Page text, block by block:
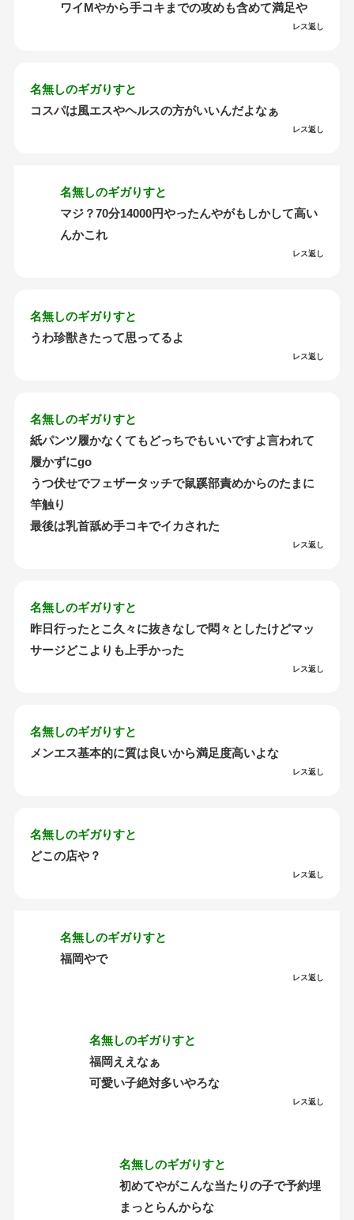
ワイMやから手コキまでの攻めも含めて満足や
レス返し
名無しのギガりすと
コスパは風エスやヘルスの方がいいんだよなぁ
レス返し
名無しのギガりすと
マジ？70分14000円やったんやがもしかして高い
んかこれ
レス返し
名無しのギガりすと
うわ珍獣きたって思ってるよ
レス返し
名無しのギガりすと
紙パンツ履かなくてもどっちでもいいですよ言われて
履かずにgo
うつ伏せでフェザータッチで鼠蹊部責めからのたまに
竿触り
最後は乳首舐め手コキでイカされた
レス返し
名無しのギガりすと
昨日行ったとこ久々に抜きなしで悶々としたけどマッ
サージどこよりも上手かった
レス返し
名無しのギガりすと
メンエス基本的に質は良いから満足度高いよな
レス返し
名無しのギガりすと
どこの店や？
レス返し
名無しのギガりすと
福岡やで
レス返し
名無しのギガりすと
福岡ええなぁ
可愛い子絶対多いやろな
レス返し
名無しのギガりすと
初めてやがこんな当たりの子で予約埋
まっとらんからな